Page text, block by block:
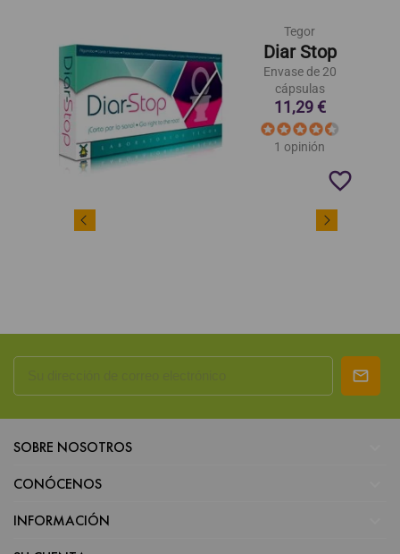
Tegor
Diar Stop
Envase de 20
cápsulas
11,29 €
1 opinión
favorite_border
SOBRE NOSOTROS
CONÓCENOS
INFORMACIÓN